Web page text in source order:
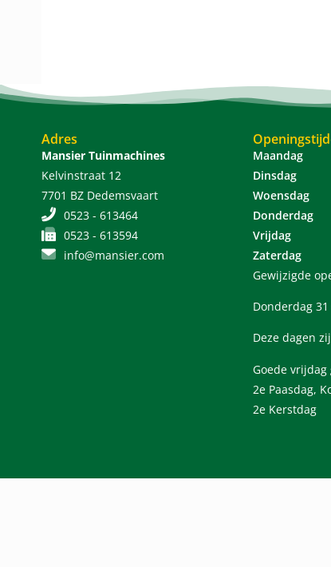
Adres
Mansier Tuinmachines
Kelvinstraat 12
7701 BZ Dedemsvaart
0523 - 613464
0523 - 613594
info@mansier.com
Maandag
Dinsdag
Woensdag
Donderdag
Vrijdag
Zaterdag
Gewijzigde
Donderdag
Deze dagen
Goede vrijdag
2e Paasdag,
2e Kerstdag